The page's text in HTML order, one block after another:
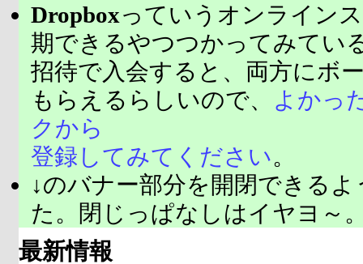
Dropboxっていうオンライン
期できるやつつかってみてい
招待で入会すると、両方にボ
もらえるらしいので、
よかっ
クから
登録してみてください。
↓のバナー部分を開閉できる
た。閉じっぱなしはイヤヨ～
最新情報